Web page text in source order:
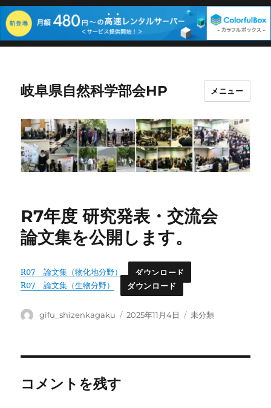
岐阜県自然科学部会HP メニュー
R7年度 研究発表・交流会
論文集を公開します。
R07 論文集（物化地分野） ダウンロード
R07 論文集（生物分野） ダウンロード
投
gifu_shizenkagaku
投
2025年11月4日
カ
未分類
コメントを残す